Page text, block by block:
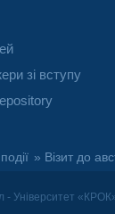
зі вступу
» Візит до
- Університет